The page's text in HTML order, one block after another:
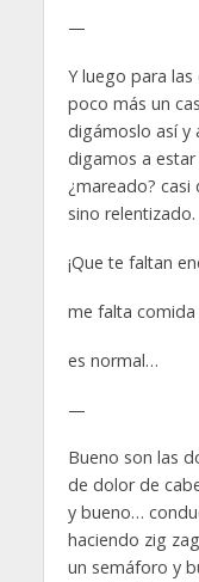
—
Y luego para
poco más un
digámoslo así y
digamos a
¿mareado?
sino relentizado.
¡Que te faltan
me falta
es normal…
—
Bueno son las
de dolor de
y bueno…
haciendo zig
un semáforo y